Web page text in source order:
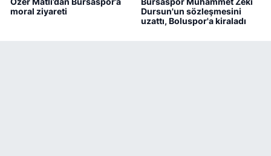
moral ziyareti
Dursun'un sözleşmesini
uzattı, Boluspor'a kiraladı